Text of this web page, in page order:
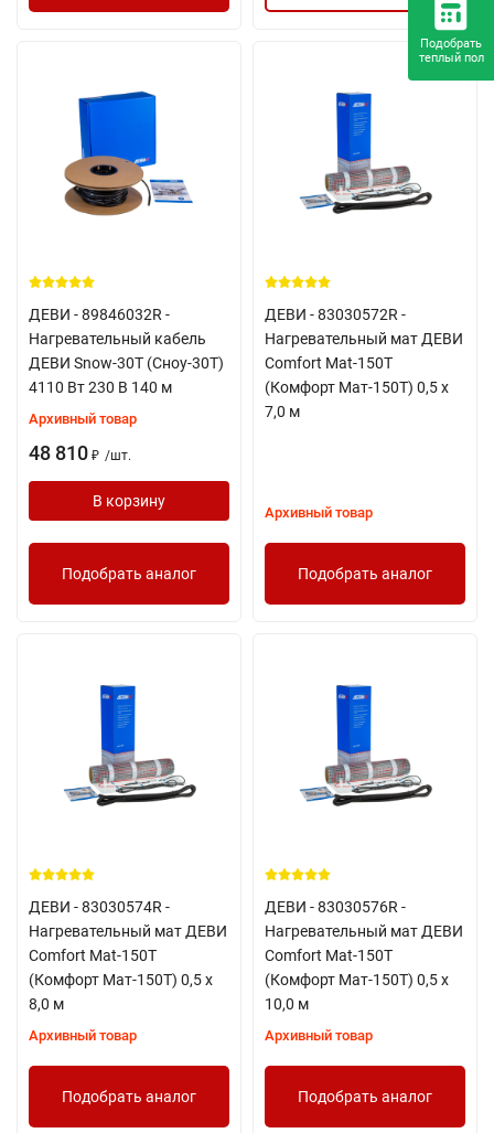
ДЕВИ - 89846032R -
Нагревательный кабель
ДЕВИ Snow-30T (Сноу-30Т)
4110 Вт 230 В 140 м
Архивный товар
48 810 ₽ /шт.
В корзину
Подобрать аналог
ДЕВИ - 83030572R -
Нагревательный мат ДЕВИ
Comfort Mat-150T
(Комфорт Мат-150Т) 0,5 х
7,0 м
Архивный товар
Подобрать аналог
ДЕВИ - 83030574R -
Нагревательный мат ДЕВИ
Comfort Mat-150T
(Комфорт Мат-150Т) 0,5 х
8,0 м
Архивный товар
Подобрать аналог
ДЕВИ - 83030576R -
Нагревательный мат ДЕВИ
Comfort Mat-150T
(Комфорт Мат-150Т) 0,5 х
10,0 м
Архивный товар
Подобрать аналог
Подобрать
теплый пол